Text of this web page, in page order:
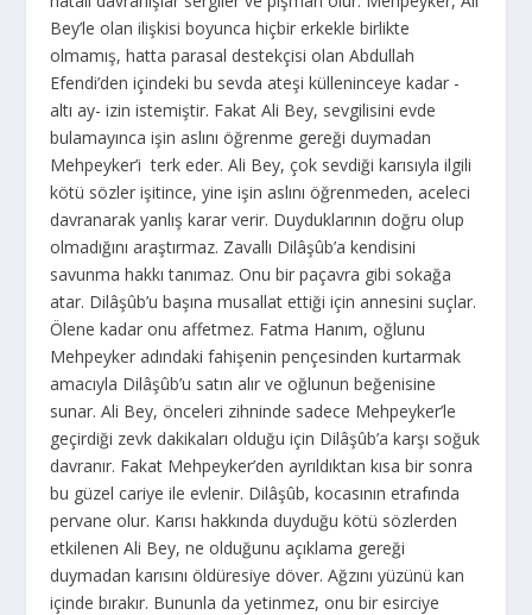
Bey’le olan ilişkisi boyunca hiçbir erkekle birlikte
olmamış, hatta parasal destekçisi olan Abdullah
Efendi’den içindeki bu sevda ateşi külleninceye kadar -
altı ay- izin istemiştir. Fakat Ali Bey, sevgilisini evde
bulamayınca işin aslını öğrenme gereği duymadan
Mehpeyker’i terk eder. Ali Bey, çok sevdiği karısıyla ilgili
kötü sözler işitince, yine işin aslını öğrenmeden, aceleci
davranarak yanlış karar verir. Duyduklarının doğru olup
olmadığını araştırmaz. Zavallı Dilâşûb’a kendisini
savunma hakkı tanımaz. Onu bir paçavra gibi sokağa
atar. Dilâşûb’u başına musallat ettiği için annesini suçlar.
Ölene kadar onu affetmez. Fatma Hanım, oğlunu
Mehpeyker adındaki fahişenin pençesinden kurtarmak
amacıyla Dilâşûb’u satın alır ve oğlunun beğenisine
sunar. Ali Bey, önceleri zihninde sadece Mehpeyker’le
geçirdiği zevk dakikaları olduğu için Dilâşûb’a karşı soğuk
davranır. Fakat Mehpeyker’den ayrıldıktan kısa bir sonra
bu güzel cariye ile evlenir. Dilâşûb, kocasının etrafında
pervane olur. Karısı hakkında duyduğu kötü sözlerden
etkilenen Ali Bey, ne olduğunu açıklama gereği
duymadan karısını öldüresiye döver. Ağzını yüzünü kan
içinde bırakır. Bununla da yetinmez, onu bir esirciye